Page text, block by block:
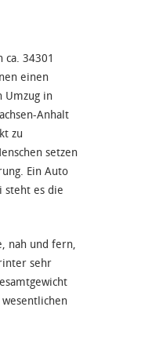
ca. 34301
einen
Umzug in
Anhalt
zu
setzen
Ein Auto
steht es die
nah und fern,
sehr